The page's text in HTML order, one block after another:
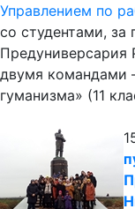
Управлением по
со студентами, за
Предуниверсария
двумя командами
гуманизма» (11